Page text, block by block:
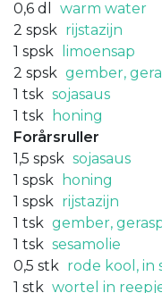
0,6 dl
warm water
2 spsk rijstazijn
1 spsk
limoensap
2 spsk gember,
1 tsk sojasaus
1 tsk
honing
Forårsruller
1,5 spsk sojasaus
1 spsk
honing
1 spsk rijstazijn
1 tsk gember,
1 tsk sesamolie
0,5 stk rode kool, in
1 stk wortel in